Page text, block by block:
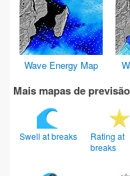
Wave Energy Map
Mais mapas de previsão
Swell at breaks
Rating at
breaks